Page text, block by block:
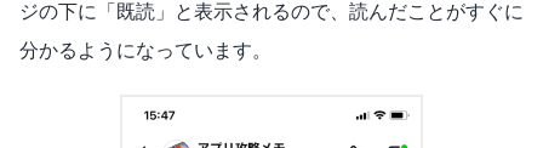
ジの下に「既読」と表示されるので、読んだことがすぐに
分かるようになっています。